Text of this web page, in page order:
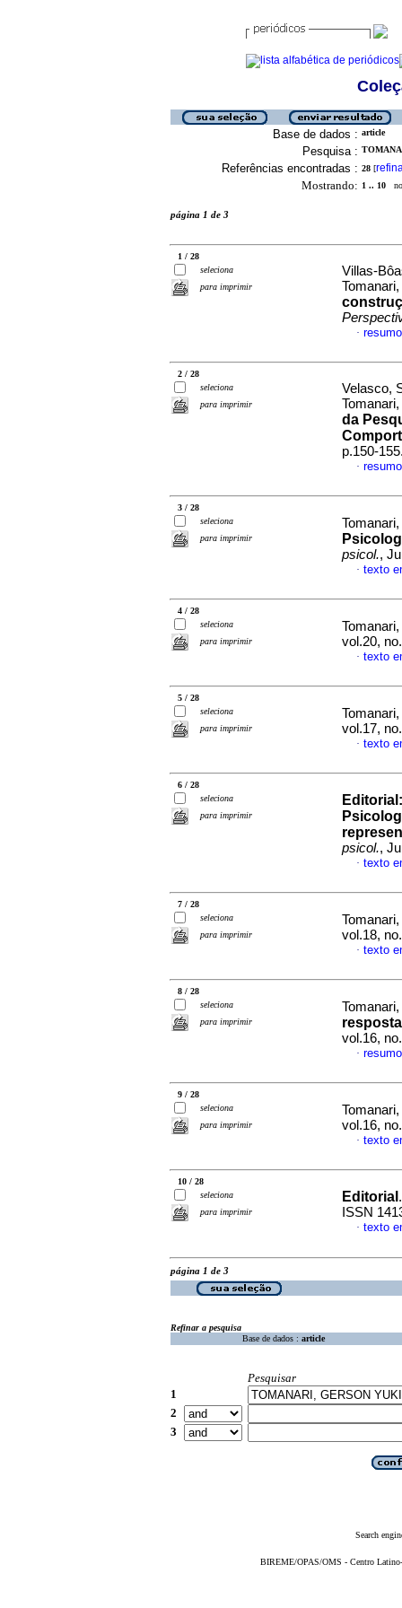
Base de dados : article
Pesquisa :
Referências encontradas : 28 [
Mostrando: 1 .. 10
página 1 de 3
1 / 28
seleciona
para imprimir
Villas-
·
2 / 28
seleciona
para imprimir
Velasco,
da
p.150-
·
3 / 28
seleciona
para imprimir
psicol.,
· texto
4 / 28
seleciona
para imprimir
vol.20,
· texto
5 / 28
seleciona
para imprimir
vol.17,
· texto
6 / 28
seleciona
para imprimir
Editorial
psicol.,
· texto
7 / 28
seleciona
para imprimir
vol.18,
· texto
8 / 28
seleciona
para imprimir
vol.16,
·
9 / 28
seleciona
para imprimir
vol.16,
· texto
10 / 28
seleciona
para imprimir
Editorial
ISSN
· texto
página 1 de 3
Refinar a pesquisa
Base de dados : article
Pesquisar
1
2
3
Search
BIREME/OPAS/OMS - Centro Latino-